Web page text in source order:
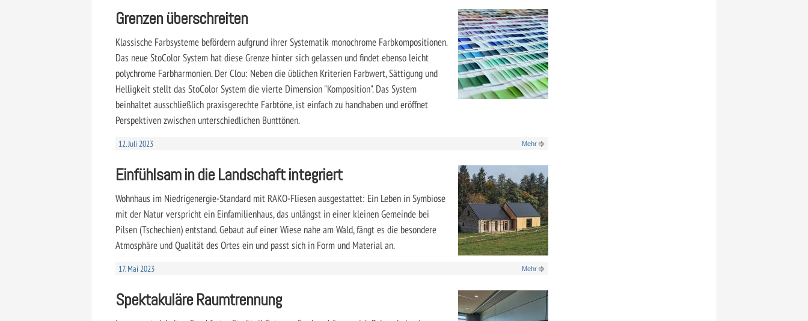
Grenzen überschreiten
Klassische Farbsysteme befördern aufgrund ihrer Systematik monochrome Farbkompositionen.
Das neue StoColor System hat diese Grenze hinter sich gelassen und findet ebenso leicht
polychrome Farbharmonien. Der Clou: Neben die üblichen Kriterien Farbwert, Sättigung und
Helligkeit stellt das StoColor System die vierte Dimension "Komposition". Das System
beinhaltet ausschließlich praxisgerechte Farbtöne, ist einfach zu handhaben und eröffnet
Perspektiven zwischen unterschiedlichen Bunttönen.
12. Juli 2023 Mehr
Einfühlsam in die Landschaft integriert
Wohnhaus im Niedrigenergie-Standard mit RAKO-Fliesen ausgestattet: Ein Leben in Symbiose
mit der Natur verspricht ein Einfamilienhaus, das unlängst in einer kleinen Gemeinde bei
Pilsen (Tschechien) entstand. Gebaut auf einer Wiese nahe am Wald, fängt es die besondere
Atmosphäre und Qualität des Ortes ein und passt sich in Form und Material an.
17. Mai 2023 Mehr
Spektakuläre Raumtrennung